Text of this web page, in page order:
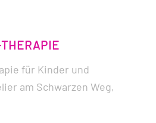
für Kinder und
am Schwarzen Weg,